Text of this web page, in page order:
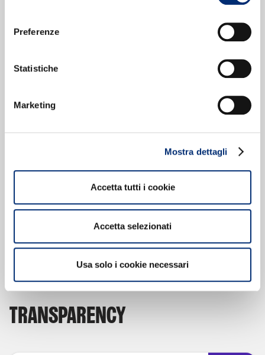
Preferenze
Statistiche
Marketing
Mostra dettagli
Accetta tutti i cookie
Accetta selezionati
Usa solo i cookie necessari
Date of update 11/12/2023
Whistleblowing Procedure
Date of update 11/12/2023
TRANSPARENCY